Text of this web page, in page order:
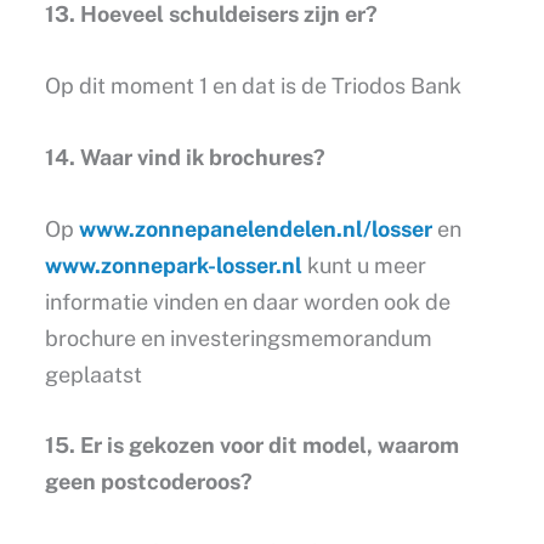
13. Hoeveel schuldeisers zijn er?
Op dit moment 1 en dat is de Triodos Bank
14. Waar vind ik brochures?
Op www.zonnepanelendelen.nl/losseren
www.zonnepark-losser.nlkunt u meer
informatie vinden en daar worden ook de
brochure en investeringsmemorandum
geplaatst
15. Er is gekozen voor dit model, waarom
geen postcoderoos?